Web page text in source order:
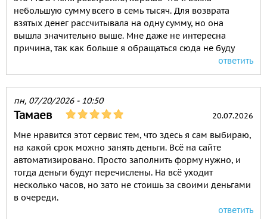
небольшую сумму всего в семь тысяч. Для возврата
взятых денег рассчитывала на одну сумму, но она
вышла значительно выше. Мне даже не интересна
причина, так как больше я обращаться сюда не буду
ответить
пн, 07/20/2026 - 10:50
Тамаев 20.07.2026
Мне нравится этот сервис тем, что здесь я сам выбираю,
на какой срок можно занять деньги. Всё на сайте
автоматизировано. Просто заполнить форму нужно, и
тогда деньги будут перечислены. На всё уходит
несколько часов, но зато не стоишь за своими деньгами
в очереди.
ответить